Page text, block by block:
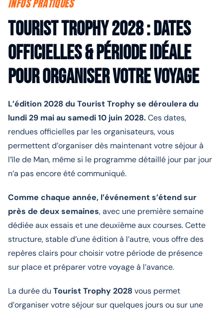
INFOS PRATIQUES
Tourist Trophy 2028 : dates
officielles & période idéale
pour organiser votre voyage
L’édition 2028 du Tourist Trophy se déroulera du
lundi 29 mai au samedi 10 juin 2028.Ces dates,
rendues officielles par les organisateurs, vous
permettent d’organiser dès maintenant votre séjour à
l’île de Man, même si le programme détaillé jour par jour
n’a pas encore été communiqué.
Comme chaque année, l’événement s’étend sur
près de deux semaines, avec une première semaine
dédiée aux essais et une deuxième aux courses. Cette
structure, stable d’une édition à l’autre, vous offre des
repères clairs pour choisir votre période de présence
sur place et préparer votre voyage à l’avance.
La durée du Tourist Trophy 2028 vous permet
d’organiser votre séjour sur quelques jours ou sur une